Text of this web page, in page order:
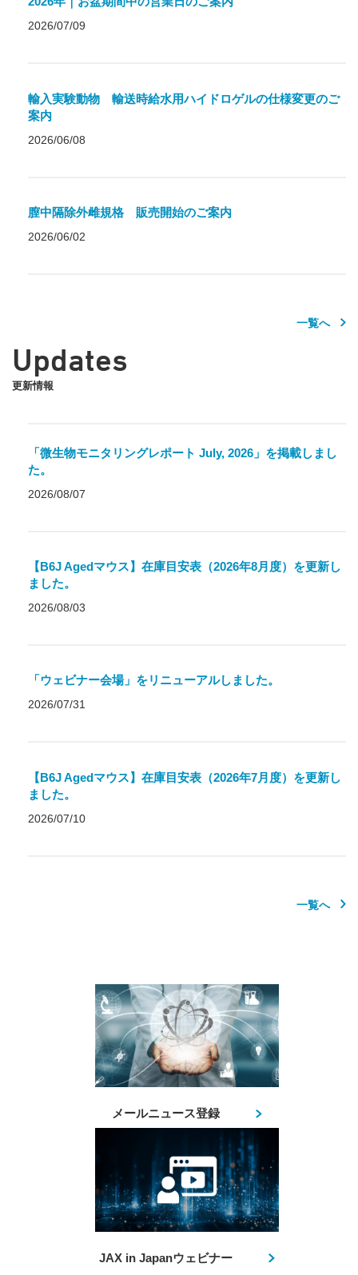
2026/07/09
輸入実験動物 輸送時給水用ハイドロゲルの仕様変更のご
案内
2026/06/08
膣中隔除外雌規格 販売開始のご案内
2026/06/02
一覧へ
Updates
更新情報
「微生物モニタリングレポート July, 2026」を掲載しまし
た。
2026/08/07
【B6J Agedマウス】在庫目安表（2026年8月度）を更新し
ました。
2026/08/03
「ウェビナー会場」をリニューアルしました。
2026/07/31
【B6J Agedマウス】在庫目安表（2026年7月度）を更新し
ました。
2026/07/10
一覧へ
メールニュース登録
JAX in Japanウェビナー